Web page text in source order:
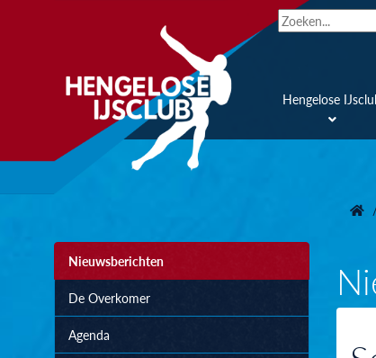
Hengelose
Nieuwsberichten
De Overkomer
Agenda